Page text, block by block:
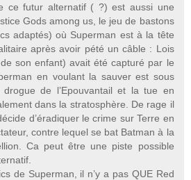
ce futur alternatif ( ?) est aussi une
Gods among us, le jeu de bastons
adaptés) où Superman est à la tête
après avoir pété un câble : Lois
son enfant) avait été capturé par le
en voulant la sauver est sous
drogue de l’Epouvantail et la tue en
dans la stratosphère. De rage il
d’éradiquer le crime sur Terre en
contre lequel se bat Batman à la
Ca peut être une piste possible
de Superman, il n’y a pas QUE Red